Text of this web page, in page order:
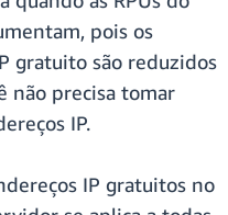
pois os
gratuito são reduzidos
não precisa tomar
IP.
IP gratuitos no